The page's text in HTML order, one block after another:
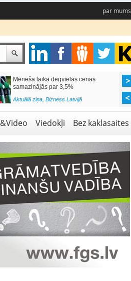
par mums
Mēneša laikā degvielas cenas
samazinājās par 3,5%
Aktuālā ziņa, Bizness Latvijā
Viedokļi Bez kaklasaites